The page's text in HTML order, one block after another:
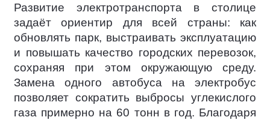
Развитие электротранспорта в столице
задаёт ориентир для всей страны: как
обновлять парк, выстраивать эксплуатацию
и повышать качество городских перевозок,
сохраняя при этом окружающую среду.
Замена одного автобуса на электробус
позволяет сократить выбросы углекислого
газа примерно на 60 тонн в год. Благодаря